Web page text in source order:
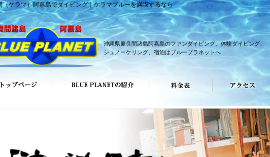
（ケラマ）阿嘉島でダイビング｜ケラマブルーを満喫するなら
沖縄県慶良間諸島阿嘉島のファンダイビング、体験ダイビング、
シュノーケリング、宿泊はブループラネットへ